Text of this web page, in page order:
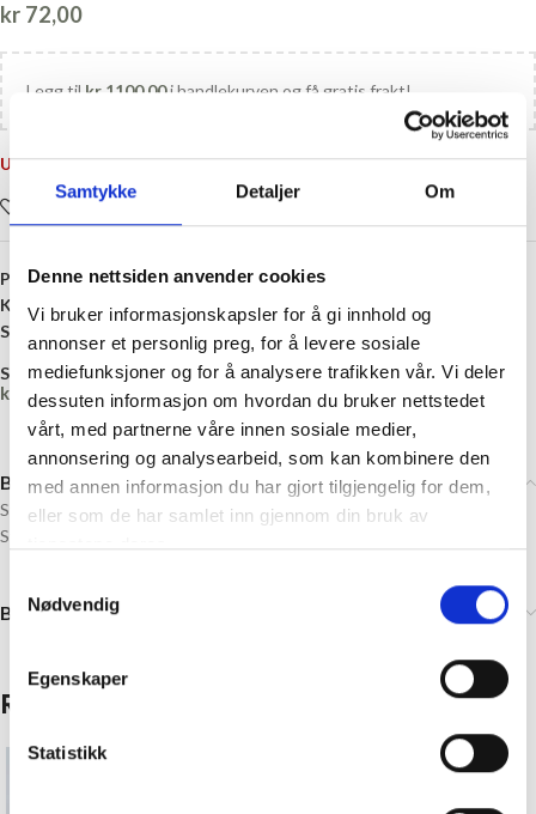
Samtykke Detaljer Om
Denne nettsiden anvender cookies
Vi bruker informasjonskapsler for å gi innhold og
annonser et personlig preg, for å levere sosiale
mediefunksjoner og for å analysere trafikken vår. Vi deler
dessuten informasjon om hvordan du bruker nettstedet
vårt, med partnerne våre innen sosiale medier,
annonsering og analysearbeid, som kan kombinere den
med annen informasjon du har gjort tilgjengelig for dem,
eller som de har samlet inn gjennom din bruk av
tjenestene deres.
Nødvendig
Egenskaper
Statistikk
kr 72,00
Legg til kr 1100,00i handlekurven og få gratis frakt!
Utsolgt
Legg i ønskelisten
Produktnummer:VJ-41536
Kategori:
Strykemerker
Stikkord:
PawPatrol Strykelapp Strykemerke
Share:
kr 0,00
Beskrivelse
Strykemerke med Chase fra Paw Patrol
Str: 6 x 6,5 cm
Brand
Relaterte produkter